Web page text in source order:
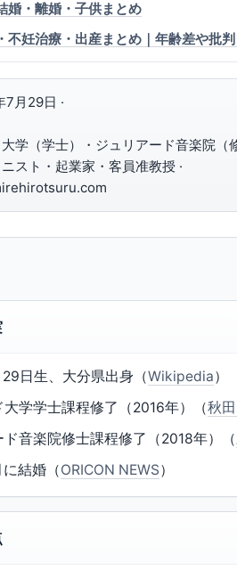
婚・離婚・子供まとめ
不妊治療・出産まとめ｜年齢差や批
7月29日 ·
学（学士）・ジュリアード音楽院（
スト・起業家・客員准教授 ·
日生、大分県出身（Wikipedia）
大学学士課程修了（2016年）（秋
ド音楽院修士課程修了（2018年）（
結婚（ORICON NEWS）